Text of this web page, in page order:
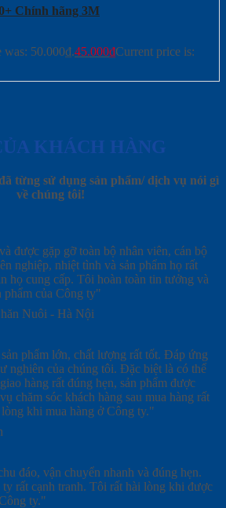
Chính hãng 3M
50.000₫.45.000₫Current price is:
KHÁCH HÀNG
từng sử dụng sản phẩm/ dịch vụ nói gì
về chúng tôi!
được gặp gỡ toàn bộ nhân viên, cán bộ
nghiệp, nhiệt tình và sản phẩm họ rất
họ cung cấp. Tôi hoàn toàn tin tưởng và
phẩm của Công ty"
Nuôi - Hà Nội
phẩm lớn, chất lượng rất tốt. Đáp ứng
nghiên của chúng tôi. Đặc biệt là có thể
hàng rất đúng hẹn, sản phẩm được
chăm sóc khách hàng sau mua hàng rất
khi mua hàng ở Công ty."
đáo, vận chuyển nhanh và đúng hẹn.
rất cạnh tranh. Tôi rất hài lòng khi được
ty."